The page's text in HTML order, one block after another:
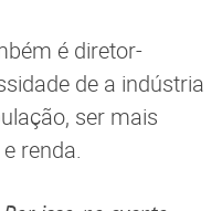
é diretor-
de a indústria
ser mais
renda.